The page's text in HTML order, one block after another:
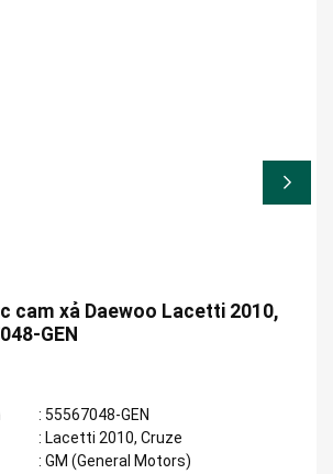
cam xả Daewoo Lacetti 2010,
GEN
: 55567048-GEN
: Lacetti 2010, Cruze
: GM (General Motors)